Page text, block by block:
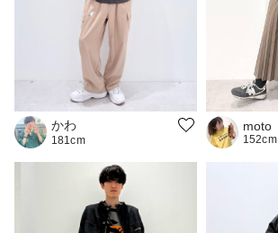
かわ
181cm
moto
152cm